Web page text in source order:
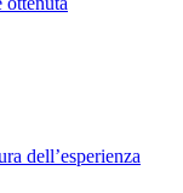
dell’esperienza